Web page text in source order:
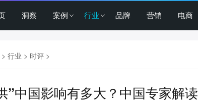
洞察 案例 行业 品牌 营销 电商
> 行业 > 时评 >
”中国影响有多大？中国专家解读